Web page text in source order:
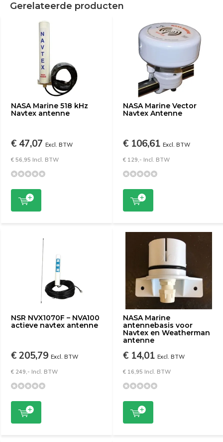
Gerelateerde producten
NASA Marine 518 kHz
Navtex antenne
€ 47,07 Excl. BTW
€ 56,95 Incl. BTW
NASA Marine Vector
Navtex Antenne
€ 106,61 Excl. BTW
€ 129,- Incl. BTW
NSR NVX1070F – NVA100
actieve navtex antenne
€ 205,79 Excl. BTW
€ 249,- Incl. BTW
NASA Marine
antennebasis voor
Navtex en Weatherman
antenne
€ 14,01 Excl. BTW
€ 16,95 Incl. BTW